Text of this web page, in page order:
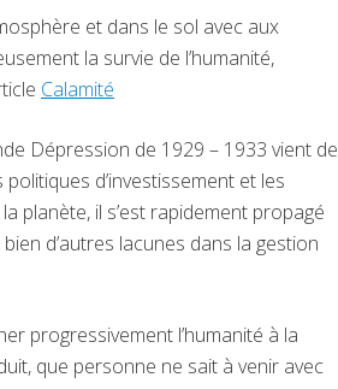
et dans le sol avec aux
la survie de l’humanité,
Calamité
Dépression de 1929 – 1933 vient de
d’investissement et les
planète, il s’est rapidement propagé
d’autres lacunes dans la gestion
progressivement l’humanité à la
que personne ne sait à venir avec